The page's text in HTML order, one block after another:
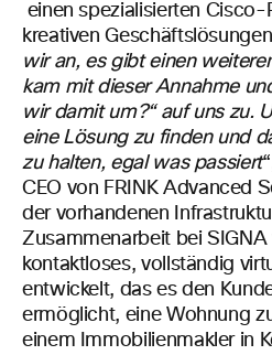
einen spezialisierten Cisco-
kreativen
wir an, es gibt einen
kam mit dieser Annahme
wir damit um?“ auf uns zu.
eine Lösung zu finden und
zu halten, egal was passiert
CEO von FRINK Advanced
der vorhandenen
Zusammenarbeit bei SIGNA
kontaktloses, vollständig
entwickelt, das es den
ermöglicht, eine Wohnung
einem Immobilienmakler in